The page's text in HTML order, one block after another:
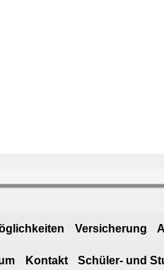
Versicherung
Kontakt Schüler- und